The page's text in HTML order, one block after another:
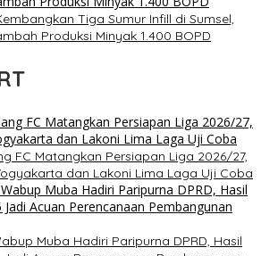
Tiga Sumur Infill di Sumsel,
Produksi Minyak 1.400 BOPD
FC Matangkan Persiapan Liga 2026/27,
dan Lakoni Lima Laga Uji Coba
Muba Hadiri Paripurna DPRD, Hasil